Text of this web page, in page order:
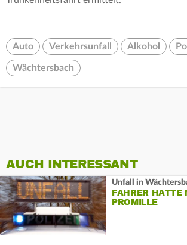
Auto Verkehrsunfall Alkohol
Wächtersbach
AUCH INTERESSANT
Unfall in
FAHRER HATTE
PROMILLE